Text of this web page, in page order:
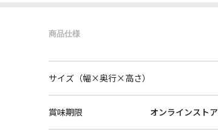
商品仕様
サイズ（幅×奥行×高さ）
賞味期限 オンラインスト